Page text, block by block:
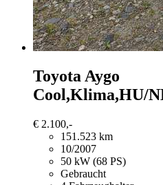
Toyota Aygo
Cool,Klima,HU/
€ 2.100,-
151.523 km
10/2007
50 kW (68 PS)
Gebraucht